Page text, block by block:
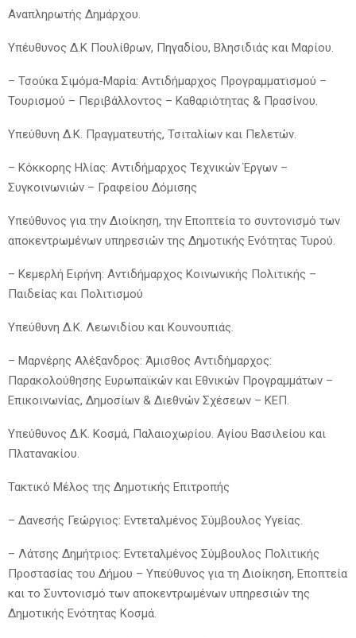
Αναπληρωτής Δημάρχου.
Υπέυθυνος Δ.Κ Πουλίθρων, Πηγαδίου, Βλησιδιάς και Μαρίου.
– Τσούκα Σιμόμα-Μαρία: Αντιδήμαρχος Προγραμματισμού –
Τουρισμού – Περιβάλλοντος – Καθαριότητας & Πρασίνου.
Υπεύθυνη Δ.Κ. Πραγματευτής, Τσιταλίων και Πελετών.
– Κόκκορης Ηλίας: Αντιδήμαρχος Τεχνικών Έργων –
Συγκοινωνιών – Γραφείου Δόμισης
Υπεύθυνος για την Διοίκηση, την Εποπτεία το συντονισμό των
αποκεντρωμένων υπηρεσιών της Δημοτικής Ενότητας Τυρού.
– Κεμερλή Ειρήνη: Αντιδήμαρχος Κοινωνικής Πολιτικής –
Παιδείας και Πολιτισμού
Υπεύθυνη Δ.Κ. Λεωνιδίου και Κουνουπιάς.
– Μαρνέρης Αλέξανδρος: Άμισθος Αντιδήμαρχος:
Παρακολούθησης Ευρωπαϊκών και Εθνικών Προγραμμάτων –
Επικοινωνίας, Δημοσίων & Διεθνών Σχέσεων – ΚΕΠ.
Υπεύθυνος Δ.Κ. Κοσμά, Παλαιοχωρίου. Αγίου Βασιλείου και
Πλατανακίου.
Τακτικό Μέλος της Δημοτικής Επιτροπής
– Δανεσής Γεώργιος: Εντεταλμένος Σύμβουλος Υγείας.
– Λάτσης Δημήτριος: Εντεταλμένος Σύμβουλος Πολιτικής
Προστασίας του Δήμου – Υπεύθυνος για τη Διοίκηση, Εποπτεία
και το Συντονισμό των αποκεντρωμένων υπηρεσιών της
Δημοτικής Ενότητας Κοσμά.